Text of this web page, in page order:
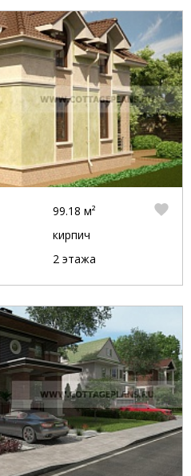
99.18 м²
кирпич
2 этажа